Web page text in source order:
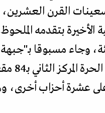
القرن
الأخيرة بتقدمه
الديمقراطي"، إذ حصل على 65 مقعدا أي ما يعادل 15.72 في المئة، وجاء
الوطني" الذي فاز بـ98
توزعت باقي المقاعد على عشرة